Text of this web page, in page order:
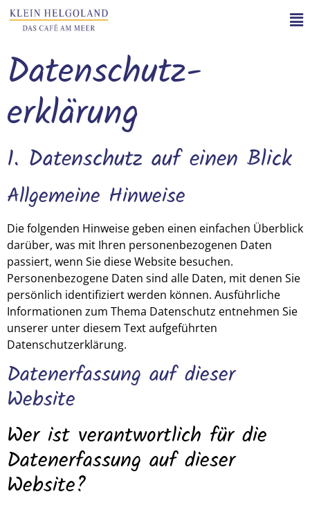
Datenschutz­
erklärung
1. Datenschutz auf einen Blick
Allgemeine Hinweise
Die folgenden Hinweise geben einen einfachen Überblick
darüber, was mit Ihren personenbezogenen Daten
passiert, wenn Sie diese Website besuchen.
Personenbezogene Daten sind alle Daten, mit denen Sie
persönlich identifiziert werden können. Ausführliche
Informationen zum Thema Datenschutz entnehmen Sie
unserer unter diesem Text aufgeführten
Datenschutzerklärung.
Datenerfassung auf dieser
Website
Wer ist verantwortlich für die
Datenerfassung auf dieser
Website?